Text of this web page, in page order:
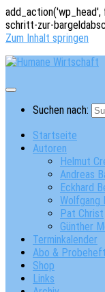
schritt-zur-
Zum Inhalt springen
Suchen nach:
Startseite
Autoren
Helmut
Andreas
Eckhard
Wolfgang
Pat Christ
Günther
Terminkalender
Abo & Probeheft
Shop
Links